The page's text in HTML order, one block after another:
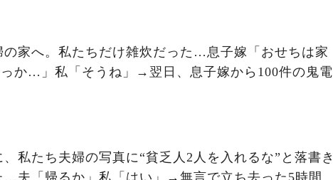
の家へ。私たちだけ雑炊だった…息子嫁「おせちは家
か…」私「そうね」→翌日、息子嫁から100件の鬼電
私たち夫婦の写真に“貧乏人2人を入れるな”と落書き